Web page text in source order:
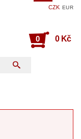
CZK EUR
0 0 Kč